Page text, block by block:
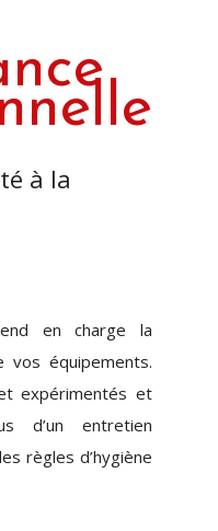
à la
en charge la
vos équipements.
expérimentés et
d’un entretien
règles d’hygiène